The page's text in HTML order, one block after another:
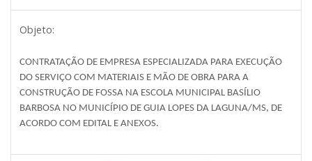
Objeto:
CONTRATAÇÃO DE EMPRESA ESPECIALIZADA PARA EXECUÇÃO
DO SERVIÇO COM MATERIAIS E MÃO DE OBRA PARA A
CONSTRUÇÃO DE FOSSA NA ESCOLA MUNICIPAL BASÍLIO
BARBOSA NO MUNICÍPIO DE GUIA LOPES DA LAGUNA/MS, DE
ACORDO COM EDITAL E ANEXOS.